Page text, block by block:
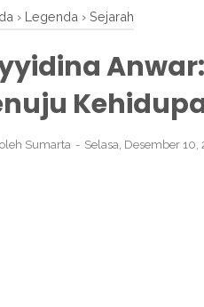
› Legenda › Sejarah
Sumarta Selasa, Desember 10,